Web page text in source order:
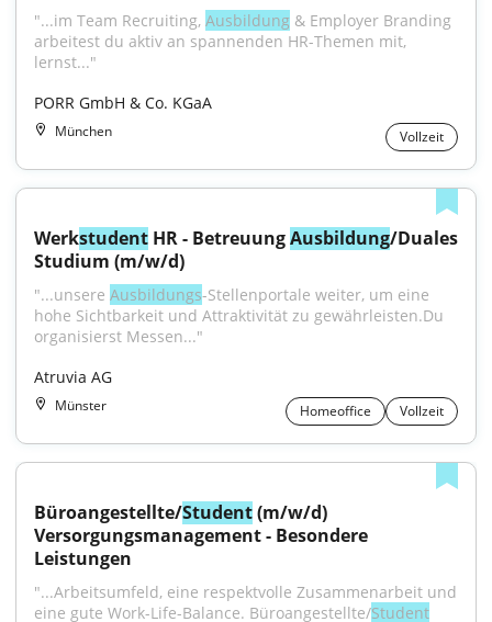
"...im Team Recruiting, Ausbildung & Employer Branding
arbeitest du aktiv an spannenden HR-Themen mit,
lernst..."
PORR GmbH & Co. KGaA
München Vollzeit
Werkstudent HR - Betreuung Ausbildung/Duales
Studium (m/w/d)
"...unsere Ausbildungs-Stellenportale weiter, um eine
hohe Sichtbarkeit und Attraktivität zu gewährleisten.Du
organisierst Messen..."
Atruvia AG
Münster Homeoffice Vollzeit
Büroangestellte/Student (m/w/d)
Versorgungsmanagement - Besondere
Leistungen
"...Arbeitsumfeld, eine respektvolle Zusammenarbeit und
eine gute Work-Life-Balance. Büroangestellte/Student